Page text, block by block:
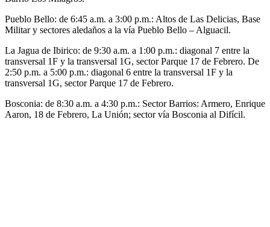
Pueblo Bello: de 6:45 a.m. a 3:00 p.m.: Altos de Las Delicias, Base
Militar y sectores aledaños a la vía Pueblo Bello – Alguacil.
La Jagua de Ibirico: de 9:30 a.m. a 1:00 p.m.: diagonal 7 entre la
transversal 1F y la transversal 1G, sector Parque 17 de Febrero. De
2:50 p.m. a 5:00 p.m.: diagonal 6 entre la transversal 1F y la
transversal 1G, sector Parque 17 de Febrero.
Bosconia: de 8:30 a.m. a 4:30 p.m.: Sector Barrios: Armero, Enrique
Aaron, 18 de Febrero, La Unión; sector vía Bosconia al Difícil.